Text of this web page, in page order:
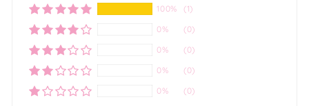
100%
(1)
0%
(0)
0%
(0)
0%
(0)
0%
(0)